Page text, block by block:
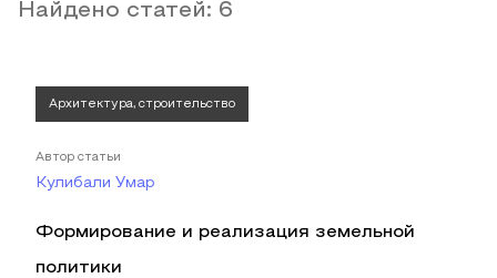
Найдено статей: 6
Архитектура, строительство
Автор статьи
Кулибали Умар
Формирование и реализация земельной
политики